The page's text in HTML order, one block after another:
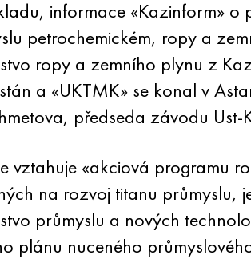
informace «Kazinform»
petrochemickém, ropy a
ropy a zemního plynu z
a «UKTMK» se konal v
předseda závodu Ust-
vztahuje «akciová programu
na rozvoj titanu průmyslu,
průmyslu a nových
plánu nuceného